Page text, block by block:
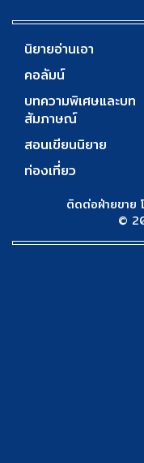
นิยายอ่านเอา
คอลัมน์
บทความพิเศษและบท
สัมภาษณ์
สอนเขียนนิยาย
ท่องเที่ยว
ติดต่อฝ่ายขา
©